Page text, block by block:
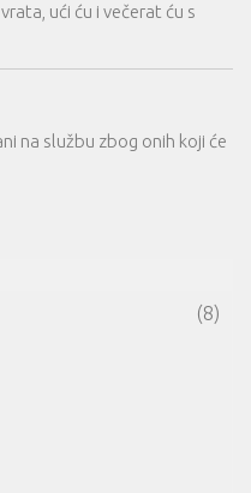
ući ću i večerat ću s
na službu zbog onih koji će
(8)